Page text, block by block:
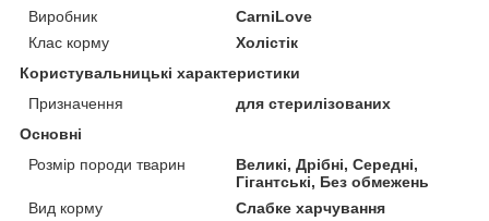
Виробник
CarniLove
Клас корму
Холістік
Користувальницькі характеристики
Призначення
для стерилізованих
Основні
Розмір породи тварин
Великі, Дрібні, Середні,
Гігантські, Без обмежень
Вид корму
Слабке харчування